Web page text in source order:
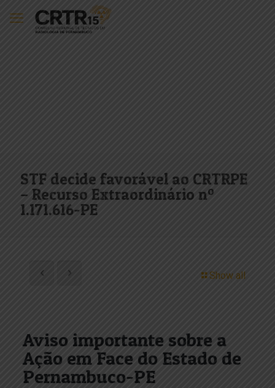
STF decide favorável ao CRTRPE
– Recurso Extraordinário nº
1.171.616-PE
Show all
Aviso importante sobre a
Ação em Face do Estado de
Pernambuco-PE